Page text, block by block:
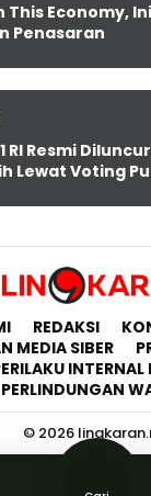
This Economy,
Penasaran
RI Resmi
Lewat Voting
REDAKSI
MEDIA SIBER
INTERNAL
© 2026